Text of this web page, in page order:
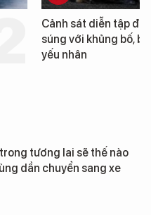
Cận cảnh chiến
tống tàu sân bay
George
tương lai sẽ thế nào
dần chuyển sang xe